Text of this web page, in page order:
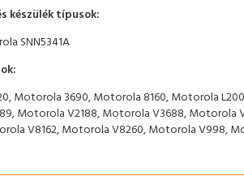
készülék típusok:
SNN5341A
Motorola 3690, Motorola 8160, Motorola
Motorola V2188, Motorola V3688,
V8162, Motorola V8260, Motorola V998,